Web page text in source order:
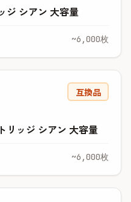
ジ シアン 大容量
~6,000枚
互換品
リッジ シアン 大容量
~6,000枚